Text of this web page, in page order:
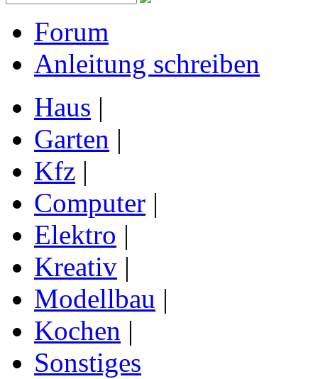
Forum
Anleitung schreiben
Haus |
Garten |
Kfz |
Computer |
Elektro |
Kreativ |
Modellbau |
Kochen |
Sonstiges